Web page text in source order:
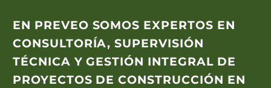
EN PREVEO SOMOS EXPERTOS EN
CONSULTORÍA, SUPERVISIÓN
TÉCNICA Y GESTIÓN INTEGRAL DE
PROYECTOS DE CONSTRUCCIÓN EN